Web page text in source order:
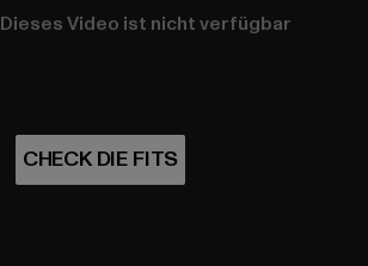
Dieses Video ist nicht verfügbar